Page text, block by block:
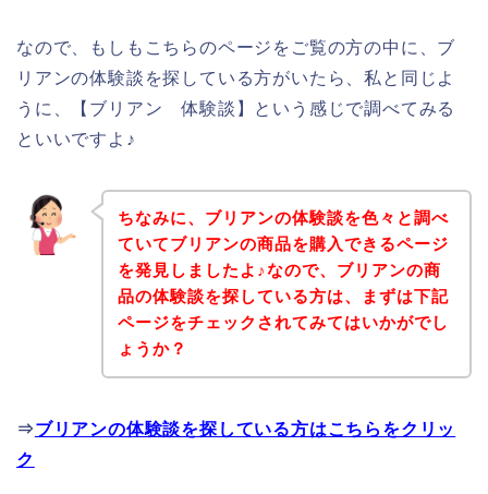
なので、もしもこちらのページをご覧の方の中に、ブ
リアンの体験談を探している方がいたら、私と同じよ
うに、【ブリアン 体験談】という感じで調べてみる
といいですよ♪
ちなみに、ブリアンの体験談を色々と調べ
ていてブリアンの商品を購入できるページ
を発見しましたよ♪なので、ブリアンの商
品の体験談を探している方は、まずは下記
ページをチェックされてみてはいかがでし
ょうか？
⇒ブリアンの体験談を探している方はこちらをクリッ
ク